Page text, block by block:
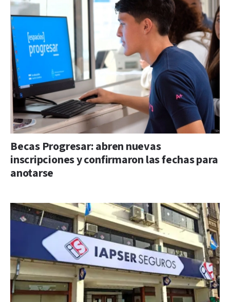
Becas Progresar: abren nuevas
inscripciones y confirmaron las fechas para
anotarse